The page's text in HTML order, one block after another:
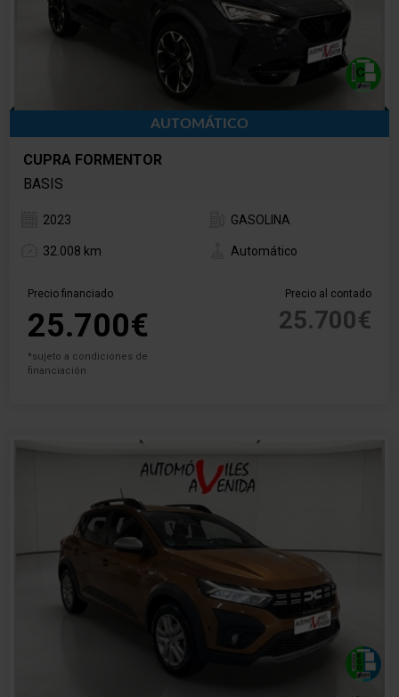
AUTOMÁTICO
CUPRA FORMENTOR
BASIS
2023 GASOLINA
32.008 km Automático
Precio financiado
25.700€
*sujeto a condiciones de
financiación
Precio al contado
25.700€